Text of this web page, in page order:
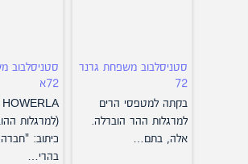
סטניסלבוב משפחת גרנר
72
בקתה למטפסי הרים
למרגלות ההר הוברלה.
אלה, בתם…
סטניסלבוב
72א
(למרגלות
כיתוב: "חברה
בהרי…